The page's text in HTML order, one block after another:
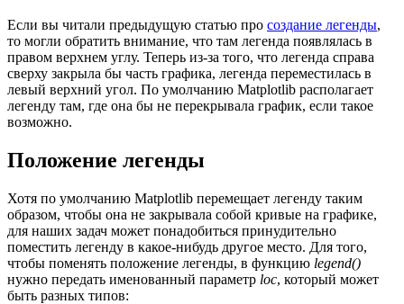
Если вы читали предыдущую статью про создание легенды,
то могли обратить внимание, что там легенда появлялась в
правом верхнем углу. Теперь из-за того, что легенда справа
сверху закрыла бы часть графика, легенда переместилась в
левый верхний угол. По умолчанию Matplotlib располагает
легенду там, где она бы не перекрывала график, если такое
возможно.
Положение легенды
Хотя по умолчанию Matplotlib перемещает легенду таким
образом, чтобы она не закрывала собой кривые на графике,
для наших задач может понадобиться принудительно
поместить легенду в какое-нибудь другое место. Для того,
чтобы поменять положение легенды, в функцию legend()
нужно передать именованный параметр loc, который может
быть разных типов: